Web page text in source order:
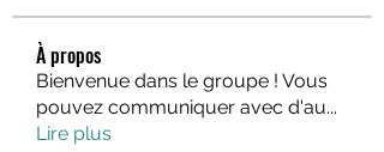
À propos
Bienvenue dans le groupe ! Vous
pouvez communiquer avec d'au...
Lire plus